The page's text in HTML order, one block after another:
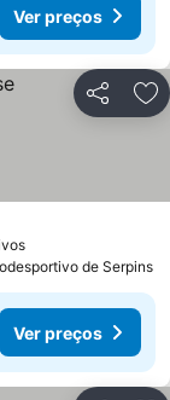
Ver preços
Partilhar
de Serpins
Ver preços